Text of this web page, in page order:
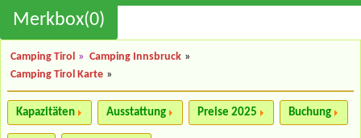
Merkbox(0)
Camping Tirol » Camping Innsbruck »
Camping Tirol Karte »
Kapazitäten Ausstattung Preise 2025 Buchung